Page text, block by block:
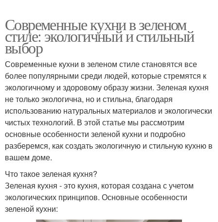
Современные кухни в зеленом
стиле: экологичный и стильный
выбор
Современные кухни в зеленом стиле становятся все
более популярными среди людей, которые стремятся к
экологичному и здоровому образу жизни. Зеленая кухня
не только экологична, но и стильна, благодаря
использованию натуральных материалов и экологически
чистых технологий. В этой статье мы рассмотрим
основные особенности зеленой кухни и подробно
разберемся, как создать экологичную и стильную кухню в
вашем доме.
Что такое зеленая кухня?
Зеленая кухня - это кухня, которая создана с учетом
экологических принципов. Основные особенности
зеленой кухни: